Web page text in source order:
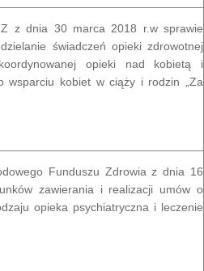
z dnia 30 marca 2018 r.w sprawie
świadczeń opieki zdrowotnej
opieki nad kobietą i
wsparciu kobiet w ciąży i rodzin „Za
Funduszu Zdrowia z dnia 16
zawierania i realizacji umów o
opieka psychiatryczna i leczenie